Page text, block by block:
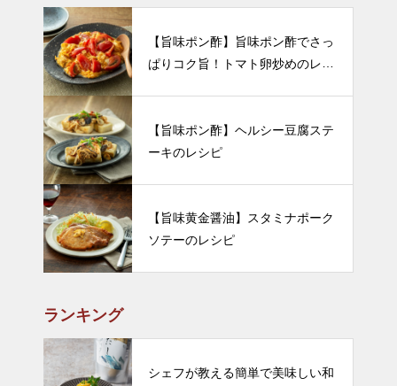
【旨味ポン酢】旨味ポン酢でさっ
ぱりコク旨！トマト卵炒めのレシ
【旨味ポン酢】ヘルシー豆腐ステ
ーキのレシピ
【旨味黄金醤油】スタミナポーク
ソテーのレシピ
ランキング
シェフが教える簡単で美味しい和